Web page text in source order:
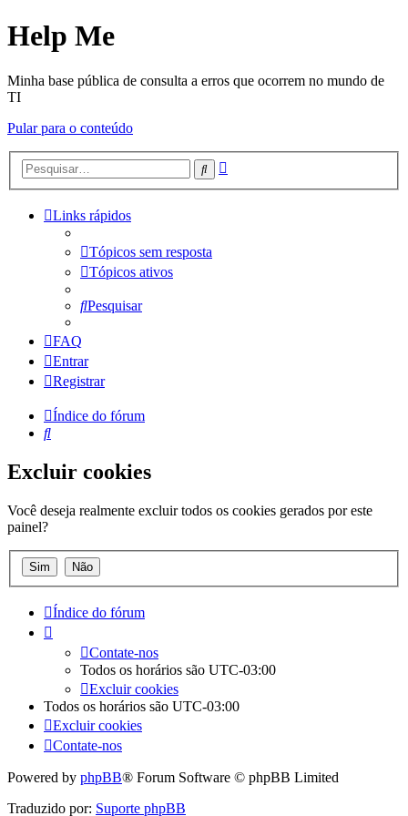
Help Me
Minha base pública de consulta a erros que ocorrem no mundo de
TI
Pular para o conteúdo
Pesquisar
Links rápidos
Tópicos sem resposta
Tópicos ativos
Pesquisar
FAQ
Entrar
Registrar
Índice do fórum
Pesquisar
Excluir cookies
Você deseja realmente excluir todos os cookies gerados por este
painel?
Índice do fórum
Contate-nos
Todos os horários são UTC-03:00
Excluir cookies
Todos os horários são UTC-03:00
Excluir cookies
Contate-nos
Powered by phpBB® Forum Software © phpBB Limited
Traduzido por: Suporte phpBB